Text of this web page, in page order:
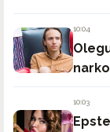
10:04
10:03